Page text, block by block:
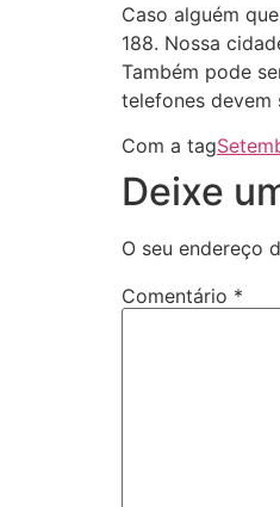
Caso alguém
188. Nossa
Também pode
telefones devem
Com a tag
Deixe
O seu endereço
Comentário *